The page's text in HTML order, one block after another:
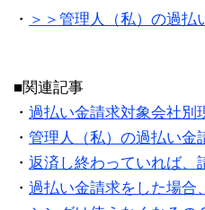
・ ＞＞管理人（私）の過払
■関連記事
・ 過払い金請求対象会社別
・ 管理人（私）の過払い金
・ 返済し終わっていれば、
・ 過払い金請求をした場合